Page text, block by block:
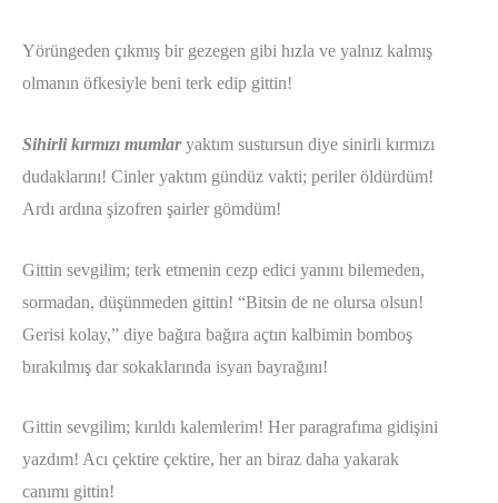
Yörüngeden çıkmış bir gezegen gibi hızla ve yalnız kalmış
olmanın öfkesiyle beni terk edip gittin!
Sihirli kırmızı mumlaryaktım sustursun diye sinirli kırmızı
dudaklarını! Cinler yaktım gündüz vakti; periler öldürdüm!
Ardı ardına şizofren şairler gömdüm!
Gittin sevgilim; terk etmenin cezp edici yanını bilemeden,
sormadan, düşünmeden gittin! “Bitsin de ne olursa olsun!
Gerisi kolay,” diye bağıra bağıra açtın kalbimin bomboş
bırakılmış dar sokaklarında isyan bayrağını!
Gittin sevgilim; kırıldı kalemlerim! Her paragrafıma gidişini
yazdım! Acı çektire çektire, her an biraz daha yakarak
canımı gittin!